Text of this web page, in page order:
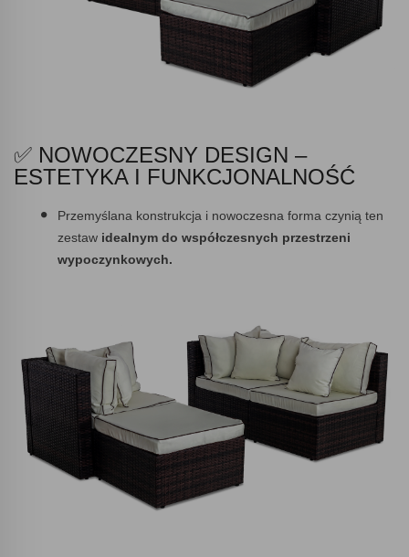
✅ NOWOCZESNY DESIGN –
ESTETYKA I FUNKCJONALNOŚĆ
Przemyślana konstrukcja i nowoczesna forma czynią ten
zestaw idealnym do współczesnych przestrzeni
wypoczynkowych.